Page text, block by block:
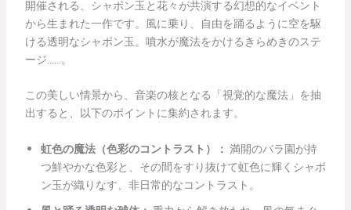
開催される、シャボン玉と花々が共演する幻想的なイベント
から生まれた一作です。風に乗り、自由を踊るように空を駆
ける透明なシャボン玉。噴水が魔法をかけるきらめきのステ
ージ……。
この美しい情景から、音楽の核となる「視覚的な魔法」を抽
出すると、以下のポイントに集約されます。
虹色の魔法（色彩のコントラスト）： 満開のバラ園が持
つ鮮やかな色彩と、その間をすり抜けて虹色に輝くシャボ
ン玉が織りなす、非日常的なコントラスト。